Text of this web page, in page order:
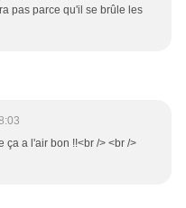
pas parce qu'il se brûle les
ça a l'air bon !!<br /> <br />